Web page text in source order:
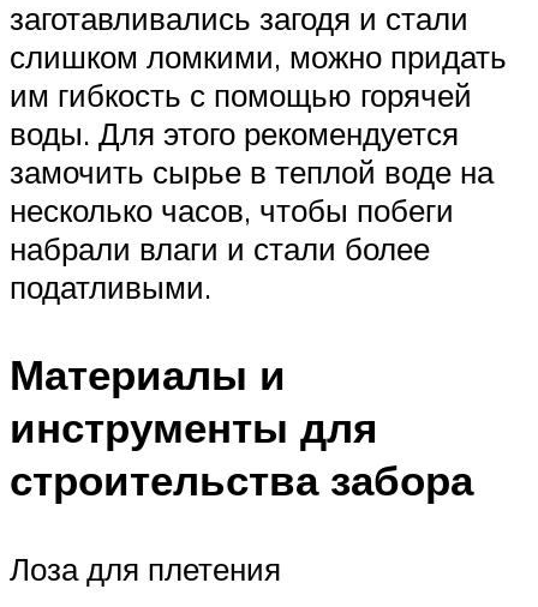
заготавливались загодя и стали
слишком ломкими, можно придать
им гибкость с помощью горячей
воды. Для этого рекомендуется
замочить сырье в теплой воде на
несколько часов, чтобы побеги
набрали влаги и стали более
податливыми.
Материалы и
инструменты для
строительства забора
Лоза для плетения